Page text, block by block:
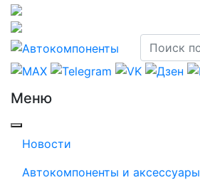
Меню
Новости
Автокомпоненты и аксессуары